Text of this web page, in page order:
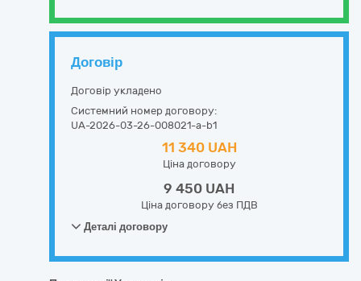
Договір
Договір укладено
Системний номер договору:
UA-2026-03-26-008021-a-b1
11 340 UAH
Ціна договору
9 450 UAH
Ціна договору без ПДВ
Деталі договору